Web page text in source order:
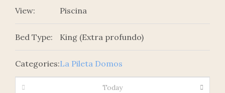
View: Piscina
Bed Type: King (Extra profundo)
Categories:La Pileta Domos
Today